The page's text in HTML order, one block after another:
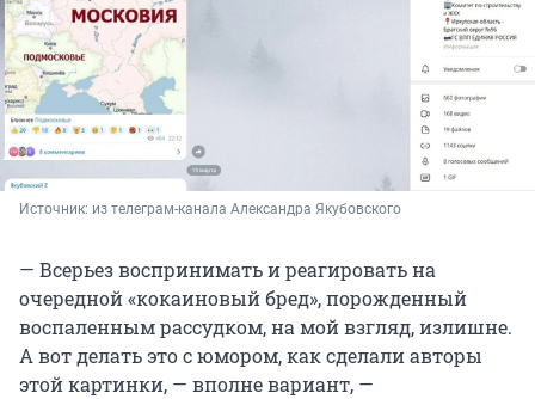
Источник: из телеграм-канала Александра Якубовского
— Всерьез воспринимать и реагировать на
очередной «кокаиновый бред», порожденный
воспаленным рассудком, на мой взгляд, излишне.
А вот делать это с юмором, как сделали авторы
этой картинки, — вполне вариант, —